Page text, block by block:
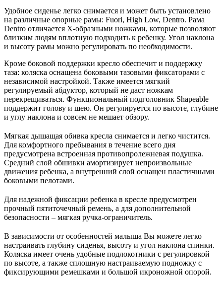
Удобное сиденье легко снимается и может быть установлено
на различные опорные рамы: Fuori, High Low, Dentro. Рама
Dentro отличается Х-образными ножками, которые позволяют
близким людям вплотную подходить к ребенку. Угол наклона
и высоту рамы можно регулировать по необходимости.
Кроме боковой поддержки кресло обеспечит и поддержку
таза: коляска оснащена боковыми тазовыми фиксаторами с
независимой настройкой. Также имеется мягкий
регулируемый абдуктор, который не даст ножкам
перекрещиваться. Функциональный подголовник Shapeable
поддержит голову и шею. Он регулируется по высоте, глубине
и углу наклона и совсем не мешает обзору.
Мягкая дышащая обивка кресла снимается и легко чистится.
Для комфортного пребывания в течение всего дня
предусмотрена встроенная противопролежневая подушка.
Средний слой обшивки амортизирует непроизвольные
движения ребенка, а внутренний слой оснащен пластичными
боковыми пелотами.
Для надежной фиксации ребенка в кресле предусмотрен
прочный пятиточечный ремень, а для дополнительной
безопасности – мягкая ручка-ограничитель.
В зависимости от особенностей малыша Вы можете легко
настраивать глубину сиденья, высоту и угол наклона спинки.
Коляска имеет очень удобные подлокотники с регулировкой
по высоте, а также сплошную настраиваемую подножку с
фиксирующими ремешками и большой икроножной опорой.